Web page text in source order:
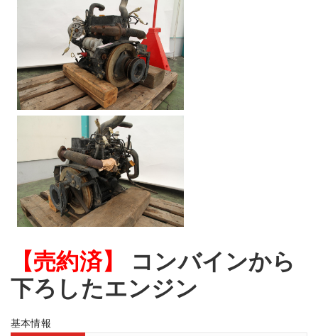
【売約済】
コンバインから
下ろしたエンジン
基本情報